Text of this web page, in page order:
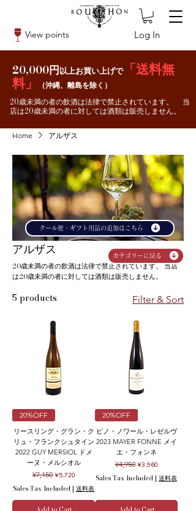
View points Log In
20,000円以上お買い上げで「送料無
料」
（沖縄、離島を除く）
20歳未満の者の飲酒は法律で禁止されています。 当
店は20歳未満の者に対しては酒類は販売しません。
Home アルザス
アルザス
20歳未満の者の飲酒は法律で禁止されています。 当店
は20歳未満の者に対しては酒類は販売しません。
5 products Filter & Sort
20%OFF
リースリング・グラン・ク
リュ・フランクシュタイン
2022 GUY MERSIOL ドメ
ーヌ・メルシオル
Regular Price
¥7,150 Sale Price
¥5,720
Sales Tax Included | 送料表
Add to Cart
20%OFF
ピノ・ノワール・レゼルヴ
2023 MAYER FONNE メイ
エ・フォンネ
Regular Price
¥4,950 Sale Price
¥3,960
Sales Tax Included | 送料表
Add to Cart
クール便・ギフト用品の追加はこちら
カテゴリーに戻る